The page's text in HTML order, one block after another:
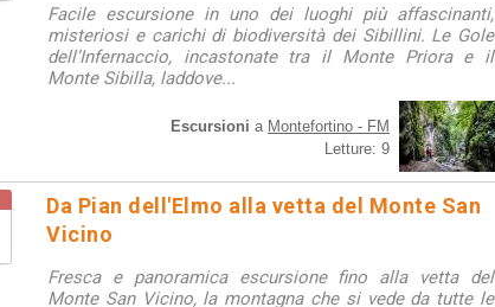
Facile escursione in uno dei luoghi più affascinanti,
misteriosi e carichi di biodiversità dei Sibillini. Le Gole
dell’Infernaccio, incastonate tra il Monte Priora e il
Monte Sibilla, laddove...
Escursioni a Montefortino - FM
Letture: 9
Da Pian dell'Elmo alla vetta del Monte San
Vicino
Fresca e panoramica escursione fino alla vetta del
Monte San Vicino, la montagna che si vede da tutte le